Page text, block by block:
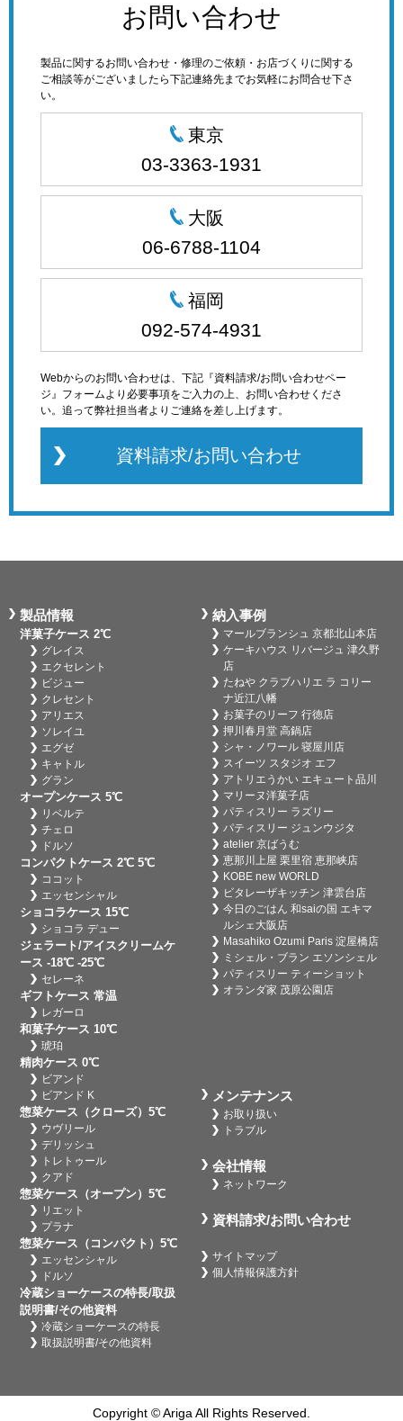
お問い合わせ
製品に関するお問い合わせ・修理のご依頼・お店づくりに関する
ご相談等がございましたら下記連絡先までお気軽にお問合せ下さ
い。
東京
03-3363-1931
大阪
06-6788-1104
福岡
092-574-4931
Webからのお問い合わせは、下記『資料請求/お問い合わせペー
ジ』フォームより必要事項をご入力の上、お問い合わせくださ
い。追って弊社担当者よりご連絡を差し上げます。
資料請求/お問い合わせ
製品情報
洋菓子ケース 2℃
グレイス
エクセレント
ビジュー
クレセント
アリエス
ソレイユ
エグゼ
キャトル
グラン
オープンケース 5℃
リベルテ
チェロ
ドルソ
コンパクトケース 2℃ 5℃
ココット
エッセンシャル
ショコラケース 15℃
ショコラ デュー
ジェラート/アイスクリームケ
ース -18℃ -25℃
セレーネ
ギフトケース 常温
レガーロ
和菓子ケース 10℃
琥珀
精肉ケース 0℃
ビアンド
ビアンド K
惣菜ケース（クローズ）5℃
ウヴリール
デリッシュ
トレトゥール
クアド
惣菜ケース（オープン）5℃
リエット
プラナ
惣菜ケース（コンパクト）5℃
エッセンシャル
ドルソ
冷蔵ショーケースの特長/取扱
説明書/その他資料
冷蔵ショーケースの特長
取扱説明書/その他資料
納入事例
マールブランシュ 京都北山本店
ケーキハウス リバージュ 津久野
店
たねや クラブハリエ ラ コリー
ナ近江八幡
お菓子のリーフ 行徳店
押川春月堂 高鍋店
シャ・ノワール 寝屋川店
スイーツ スタジオ エフ
アトリエうかい エキュート品川
マリーヌ洋菓子店
パティスリー ラズリー
パティスリー ジュンウジタ
atelier 京ばうむ
恵那川上屋 栗里宿 恵那峡店
KOBE new WORLD
ビタレーザキッチン 津雲台店
今日のごはん 和saiの国 エキマ
ルシェ大阪店
Masahiko Ozumi Paris 淀屋橋店
ミシェル・ブラン エソンシェル
パティスリー ティーショット
オランダ家 茂原公園店
メンテナンス
お取り扱い
トラブル
会社情報
ネットワーク
資料請求/お問い合わせ
サイトマップ
個人情報保護方針
Copyright © Ariga All Rights Reserved.